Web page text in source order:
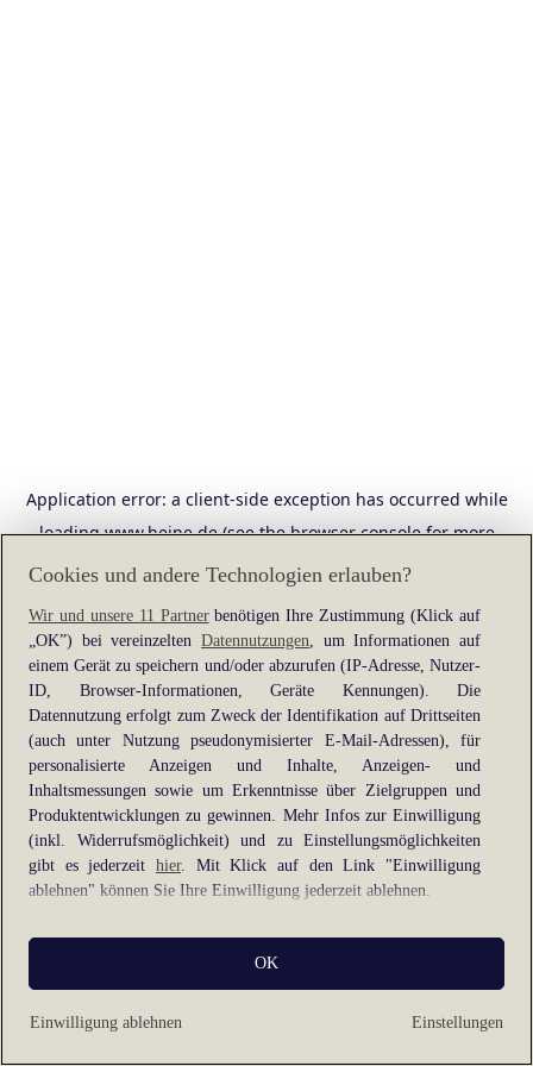
Application error: a client-side exception has occurred while
loadingwww.heine.de(see the browser consolefor more
information).
Cookies und andere Technologien erlauben?
Wir und unsere 11 Partnerbenötigen Ihre Zustimmung (Klick auf
„OK”) bei vereinzelten Datennutzungen, um Informationen auf
einem Gerät zu speichern und/oder abzurufen (IP-Adresse, Nutzer-
ID, Browser-Informationen, Geräte Kennungen). Die
Datennutzung erfolgt zum Zweck der Identifikation auf Drittseiten
(auch unter Nutzung pseudonymisierter E-Mail-Adressen), für
personalisierte Anzeigen und Inhalte, Anzeigen- und
Inhaltsmessungen sowie um Erkenntnisse über Zielgruppen und
Produktentwicklungen zu gewinnen. Mehr Infos zur Einwilligung
(inkl. Widerrufsmöglichkeit) und zu Einstellungsmöglichkeiten
gibt es jederzeit hier. Mit Klick auf den Link "Einwilligung
ablehnen" können Sie Ihre Einwilligung jederzeit ablehnen.
Sie können Ihre Einwilligung auch jederzeit grundlos mit Wirkung
für die Zukunft widerrufen, indem Sie z. B. auf den Button
"Cookie-Einstellungen" im Footer der Website und "Alle
ablehnen" klicken.
Einstellungen
Einwilligung ablehnen
OK